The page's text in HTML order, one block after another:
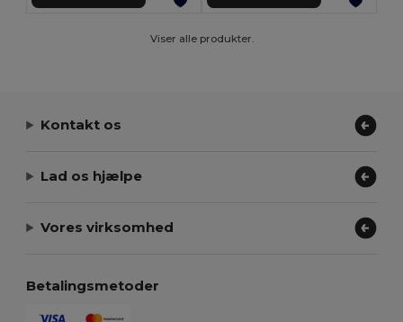
Viser alle produkter.
Kontakt os
Lad os hjælpe
Vores virksomhed
Betalingsmetoder